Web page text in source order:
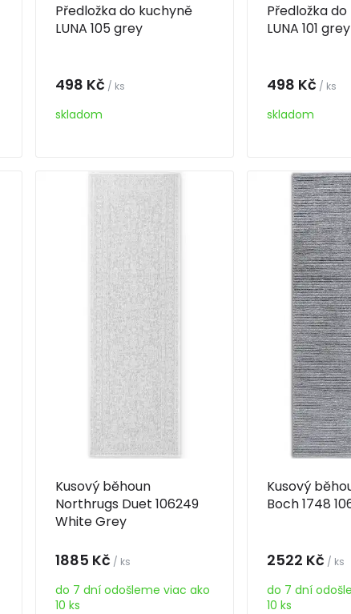
Předložka do kuchyně
LUNA 105 grey
498 Kč / ks
skladom
Předložka
LUNA 101 grey
498 Kč / ks
skladom
Kusový běhoun
Northrugs Duet 106249
White Grey
1885 Kč / ks
do 7 dní odošleme viac ako
10 ks
Kusový
Boch 1748
2522 Kč / ks
do 7 dní
10 ks